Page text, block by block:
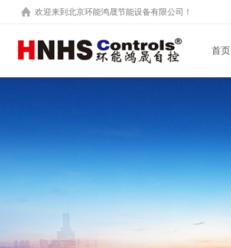
欢迎来到 北京环能鸿晟节能设备有限公司 ！
首页